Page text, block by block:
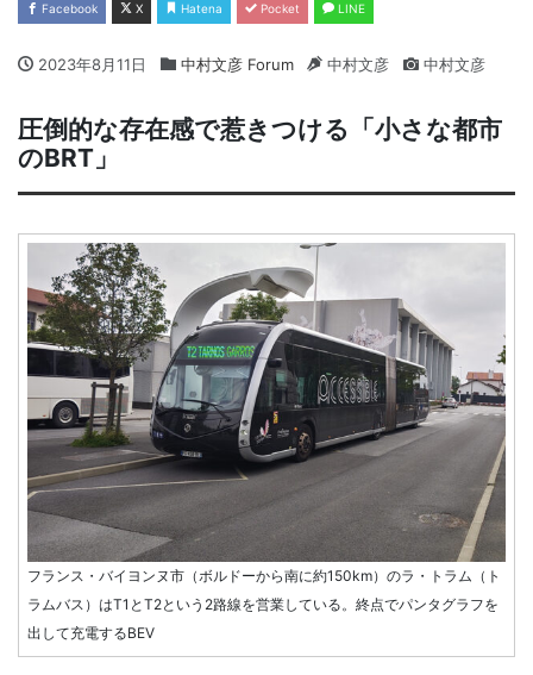
Facebook X Hatena Pocket LINE
2023年8月11日 中村文彦 Forum 中村文彦 中村文彦
圧倒的な存在感で惹きつける「小さな都市
のBRT」
フランス・バイヨンヌ市（ボルドーから南に約150km）のラ・トラム（ト
ラムバス）はT1とT2という2路線を営業している。終点でパンタグラフを
出して充電するBEV